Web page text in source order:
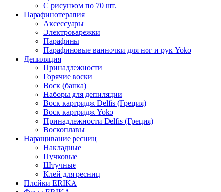
С рисунком по 70 шт.
Парафинотерапия
Аксессуары
Электроварежки
Парафины
Парафиновые ванночки для ног и рук Yoko
Депиляция
Принадлежности
Горячие воски
Воск (банка)
Наборы для депиляции
Воск картридж Delfis (Греция)
Воск картридж Yoko
Принадлежности Delfis (Греция)
Воскоплавы
Наращивание ресниц
Накладные
Пучковые
Штучные
Клей для ресниц
Плойки ERIKA